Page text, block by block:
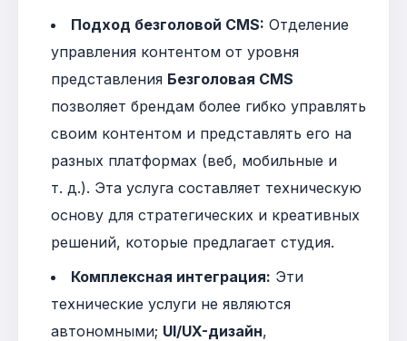
Подход безголовой CMS: Отделение
управления контентом от уровня
представления Безголовая CMS
позволяет брендам более гибко управлять
своим контентом и представлять его на
разных платформах (веб, мобильные и
т. д.). Эта услуга составляет техническую
основу для стратегических и креативных
решений, которые предлагает студия.
Комплексная интеграция: Эти
технические услуги не являются
автономными; UI/UX-дизайн,